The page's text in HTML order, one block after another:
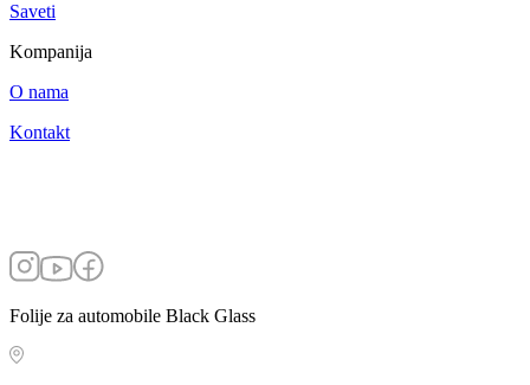
Saveti
Kompanija
O nama
Kontakt
Folije za automobile Black Glass